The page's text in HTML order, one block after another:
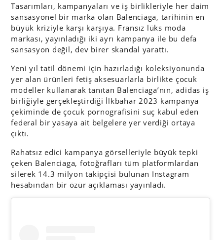
Tasarımları, kampanyaları ve iş birlikleriyle her daim
sansasyonel bir marka olan Balenciaga, tarihinin en
büyük kriziyle karşı karşıya. Fransız lüks moda
markası, yayınladığı iki ayrı kampanya ile bu defa
sansasyon değil, dev birer skandal yarattı.
Yeni yıl tatil dönemi için hazırladığı koleksiyonunda
yer alan ürünleri fetiş aksesuarlarla birlikte çocuk
modeller kullanarak tanıtan Balenciaga’nın, adidas iş
birliğiyle gerçekleştirdiği İlkbahar 2023 kampanya
çekiminde de çocuk pornografisini suç kabul eden
federal bir yasaya ait belgelere yer verdiği ortaya
çıktı.
Rahatsız edici kampanya görselleriyle büyük tepki
çeken Balenciaga, fotoğrafları tüm platformlardan
silerek 14.3 milyon takipçisi bulunan Instagram
hesabından bir özür açıklaması yayınladı.